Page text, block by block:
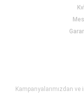
Kampanyalarımızdan